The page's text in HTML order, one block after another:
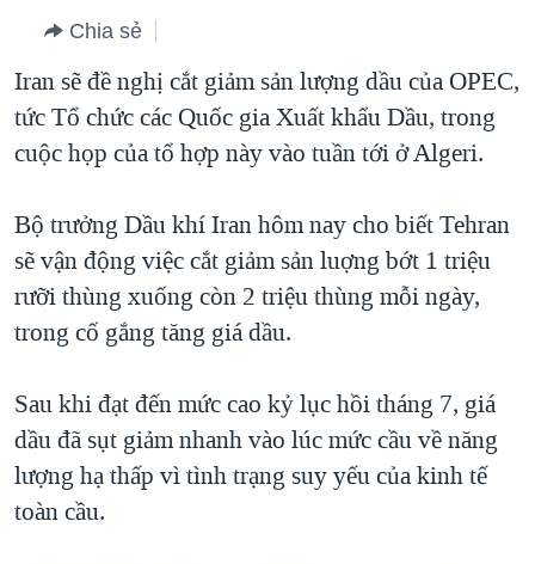
chính
điều
hướng
chính
tới
"Tìm"
BLOG
DIỄN ĐÀN
MỤC
VẠCH TRẦN TIN GIẢ
NGƯỜI VIỆT HẢI NGOẠI
ĐỜI SỐNG
KINH TẾ
KHOA HỌC
SỨC KHOẺ
VĂN HOÁ
THỂ THAO
CHUYÊN ĐỀ
CHIẾN TRANH THƯƠNG MẠI CỦA MỸ: QUÁ KHỨ VÀ HIỆN
HÀNH TRÌNH BẦU CỬ 2024
MỘT NĂM CHIẾN TRANH TẠI DẢI GAZA
NGÀY TỊ NẠN THẾ GIỚI
TRỊNH VĨNH BÌNH - NGƯỜI HẠ 'BÊN THẮNG CUỘC'
GROUND ZERO – XƯA VÀ NAY
HỌC TIẾNG ANH
VIDEO
NGHE
Ngôn ngữ khác
Chia sẻ
Iran sẽ đề nghị cắt giảm sản lượng dầu của OPEC,
tức Tổ chức các Quốc gia Xuất khẩu Dầu, trong
cuộc họp của tổ hợp này vào tuần tới ở Algeri.
Bộ trưởng Dầu khí Iran hôm nay cho biết Tehran
sẽ vận động việc cắt giảm sản luợng bớt 1 triệu
rưỡi thùng xuống còn 2 triệu thùng mỗi ngày,
trong cố gắng tăng giá dầu.
Sau khi đạt đến mức cao kỷ lục hồi tháng 7, giá
dầu đã sụt giảm nhanh vào lúc mức cầu về năng
lượng hạ thấp vì tình trạng suy yếu của kinh tế
toàn cầu.